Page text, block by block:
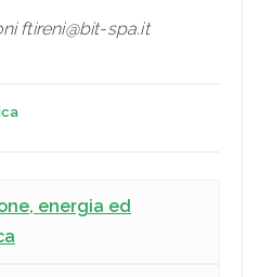
ftireni@bit-spa.it
energia ed